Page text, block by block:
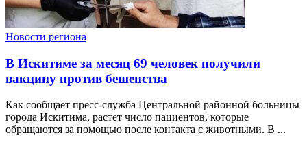
Новости региона
В Искитиме за месяц 69 человек получили
вакцину против бешенства
Как сообщает пресс-служба Центральной районной больницы
города Искитима, растет число пациентов, которые
обращаются за помощью после контакта с животными. В ...